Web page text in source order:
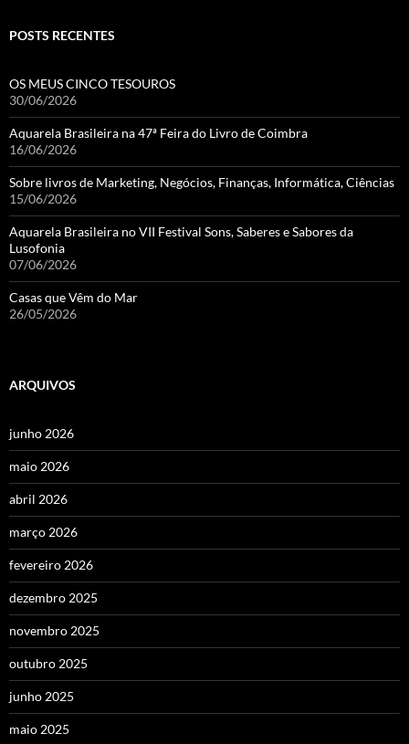
POSTS RECENTES
OS MEUS CINCO TESOUROS
30/06/2026
Aquarela Brasileira na 47ª Feira do Livro de Coimbra
16/06/2026
Sobre livros de Marketing, Negócios, Finanças, Informática, Ciências
15/06/2026
Aquarela Brasileira no VII Festival Sons, Saberes e Sabores da
Lusofonia
07/06/2026
Casas que Vêm do Mar
26/05/2026
ARQUIVOS
junho 2026
maio 2026
abril 2026
março 2026
fevereiro 2026
dezembro 2025
novembro 2025
outubro 2025
junho 2025
maio 2025